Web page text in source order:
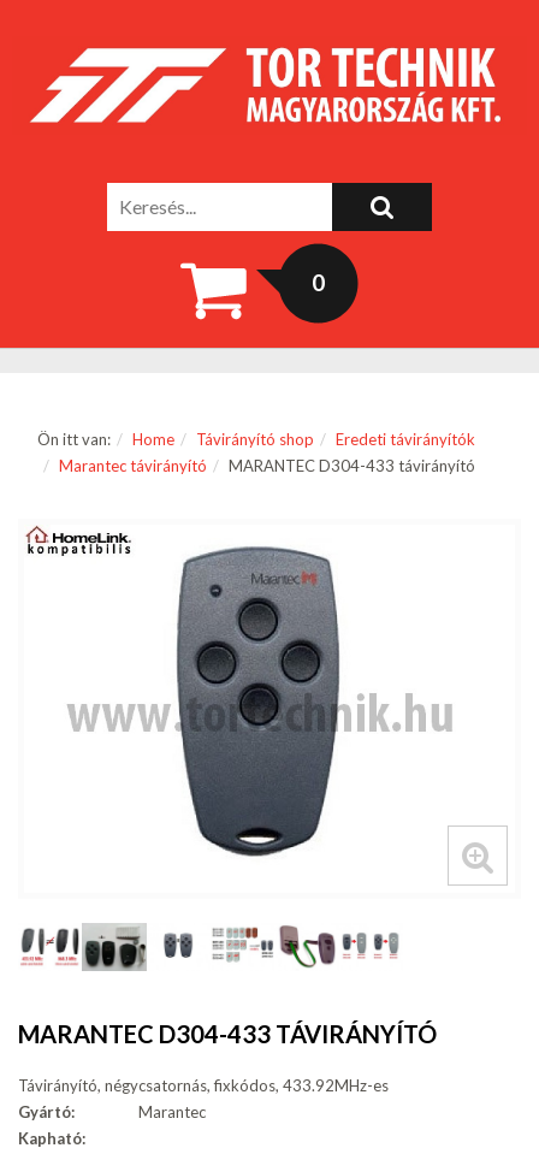
0
Ön itt van: Home Távirányító shop
Eredeti távirányítók
Marantec távirányító
MARANTEC D304-433 távirányító
MARANTEC D304-433 TÁVIRÁNYÍTÓ
Távirányító, négycsatornás, fixkódos, 433.92MHz-es
Gyártó:
Marantec
Kapható: